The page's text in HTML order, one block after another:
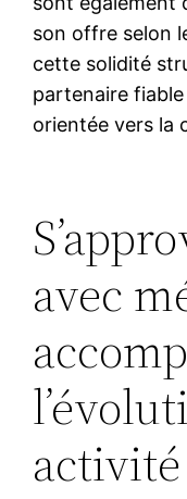
son offre selon
cette solidité
partenaire
orientée vers la
avec
activité